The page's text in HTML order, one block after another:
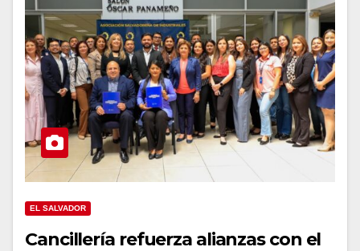
EL SALVADOR
Cancillería refuerza alianzas con el